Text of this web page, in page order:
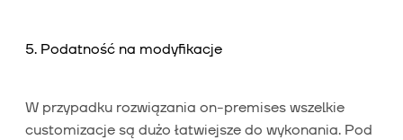
5. Podatność na modyfikacje
W przypadku rozwiązania on-premises wszelkie
customizacje są dużo łatwiejsze do wykonania. Pod